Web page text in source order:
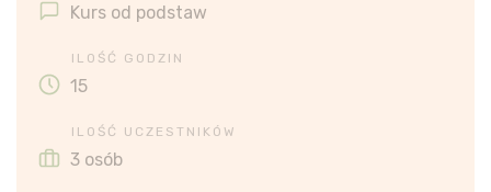
Kurs od podstaw
ILOŚĆ GODZIN
15
ILOŚĆ UCZESTNIKÓW
3 osób